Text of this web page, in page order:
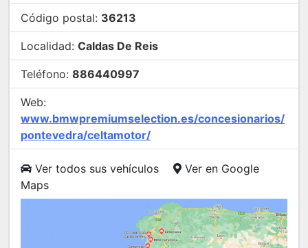
Código postal: 36213
Localidad: Caldas De Reis
Teléfono: 886440997
Web:
www.bmwpremiumselection.es/concesionarios/
pontevedra/celtamotor/
Ver todos sus vehículos
Ver en Google
Maps